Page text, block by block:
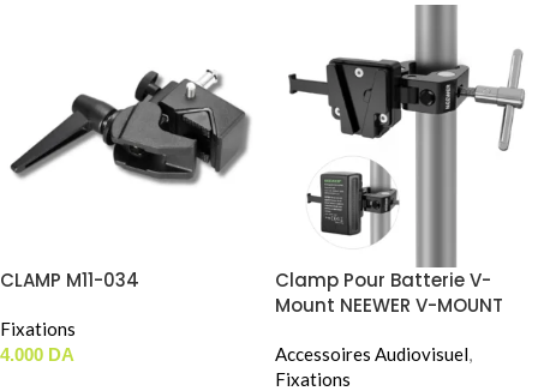
CLAMP M11-034
Fixations
4.000 DA
Clamp Pour Batterie V-
Mount NEEWER V-MOUNT
CRAB CLAMP (PS006)
Accessoires Audiovisuel,
Fixations